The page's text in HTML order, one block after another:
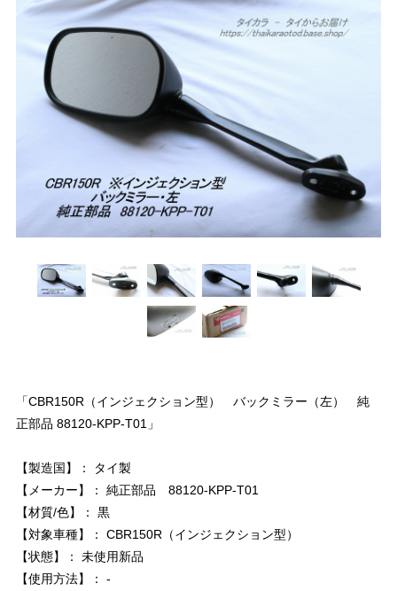
「CBR150R（インジェクション型） バックミラー（左） 純
正部品 88120-KPP-T01」
【製造国】： タイ製
【メーカー】： 純正部品 88120-KPP-T01
【材質/色】： 黒
【対象車種】： CBR150R（インジェクション型）
【状態】： 未使用新品
【使用方法】： -